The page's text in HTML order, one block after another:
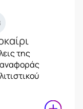
της
αναφοράς